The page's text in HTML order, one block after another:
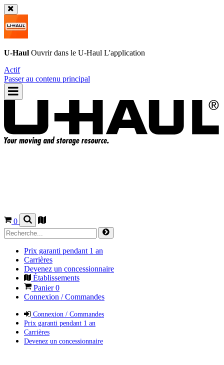
U-Haul Ouvrir dans le U-Haul L'application
Actif
Passer au contenu principal
0
Prix garanti pendant 1 an
Carrières
Devenez un concessionnaire
Établissements
Panier0
Connexion / Commandes
Connexion / Commandes
Prix garanti pendant 1 an
Carrières
Devenez un concessionnaire